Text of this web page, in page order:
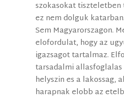
szokasokat
ez nem dolguk
Sem Magyarorszagon.
elofordulat, hogy az
igazsagot tartalmaz.
tarsadalmi
helyszin es a lakossag,
harapnak elobb az